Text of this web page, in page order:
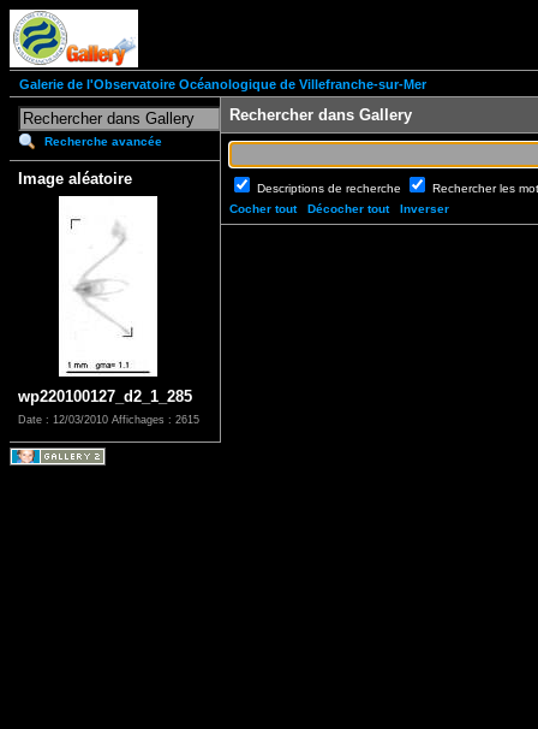
Galerie de l'Observatoire Océanologique de Villefranche-sur-Mer
Recherche avancée
Image aléatoire
wp220100127_d2_1_285
Date : 12/03/2010 Affichages : 2615
Rechercher dans Gallery
Descriptions de recherche
Rechercher les
Cocher tout
Décocher tout Inverser